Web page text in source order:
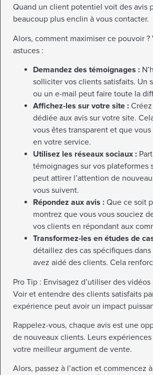
Quand un client potentiel voit des avis
beaucoup plus enclin à vous contacter.
Alors, comment maximiser ce pouvoir
astuces :
Demandez des témoignages :
solliciter vos clients satisfaits. Un
ou un e-mail peut faire toute la
Affichez-les sur votre site :
dédiée aux avis sur votre site.
vous êtes transparent et que
en votre service.
Utilisez les réseaux sociaux :
témoignages sur vos plateformes
peut attirer l’attention de
vous suivent.
Répondez aux avis : Que ce soit
montrez que vous vous souciez
vos clients en répondant aux
Transformez-les en études de
détaillez des cas spécifiques
avez aidé des clients. Cela
Pro Tip : Envisagez d’utiliser des
Voir et entendre des clients satisfaits
expérience peut avoir un impact
Rappelez-vous, chaque avis est une
de nouveaux clients. Leurs
votre meilleur argument de vente.
Alors, passez à l’action et commencez